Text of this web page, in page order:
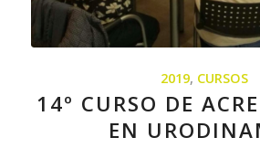
2019, CURSOS
14º CURSO DE
EN